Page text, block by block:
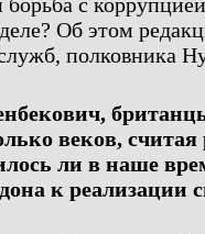
Об этом
полковника
веков,
ли в наше
к реализации